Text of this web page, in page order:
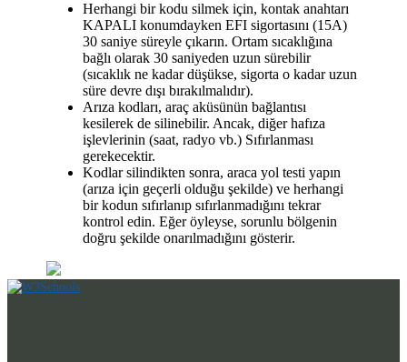
Herhangi bir kodu silmek için, kontak anahtarı
KAPALI konumdayken EFI sigortasını (15A)
30 saniye süreyle çıkarın. Ortam sıcaklığına
bağlı olarak 30 saniyeden uzun sürebilir
(sıcaklık ne kadar düşükse, sigorta o kadar uzun
süre devre dışı bırakılmalıdır).
Arıza kodları, araç aküsünün bağlantısı
kesilerek de silinebilir. Ancak, diğer hafıza
işlevlerinin (saat, radyo vb.) Sıfırlanması
gerekecektir.
Kodlar silindikten sonra, araca yol testi yapın
(arıza için geçerli olduğu şekilde) ve herhangi
bir kodun sıfırlanıp sıfırlanmadığını tekrar
kontrol edin. Eğer öyleyse, sorunlu bölgenin
doğru şekilde onarılmadığını gösterir.